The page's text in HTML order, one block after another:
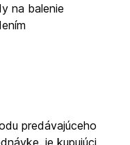
na balenie
predávajúceho
je kupujúci